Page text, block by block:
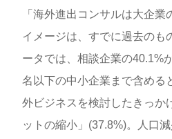
「海外進出コンサルは大企業
イメージは、すでに過去のも
ータでは、相談企業の40.1%
名以下の中小企業まで含める
外ビジネスを検討したきっか
ットの縮小」(37.8%)。人口